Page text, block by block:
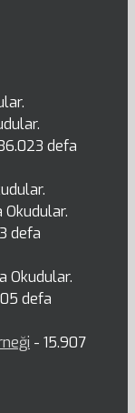
defa
defa
Okudular.
defa
- 15.907